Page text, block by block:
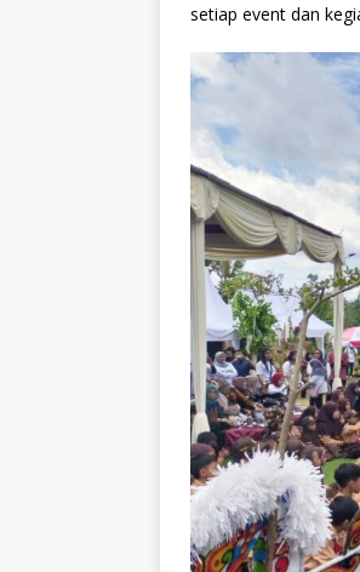
setiap event dan